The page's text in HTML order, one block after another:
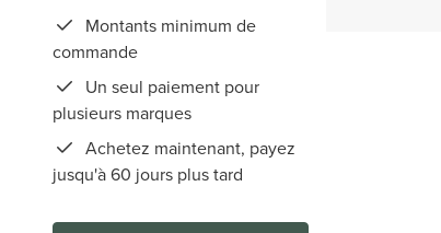
Montants minimum de
commande
Un seul paiement pour
plusieurs marques
Achetez maintenant, payez
jusqu'à 60 jours plus tard